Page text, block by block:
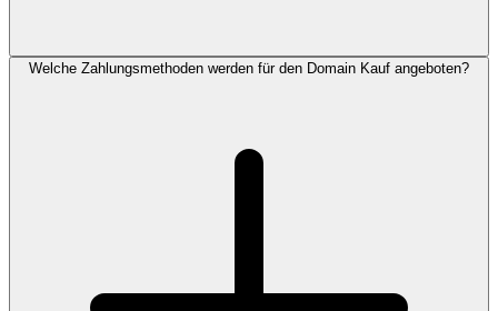
Welche Zahlungsmethoden werden für den Domain Kauf angeboten?